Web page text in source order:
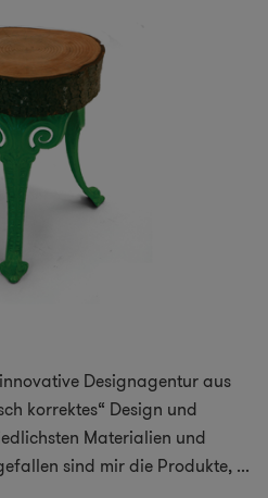
Designagentur aus
korrektes“ Design und
Materialien und
sind mir die Produkte, ...